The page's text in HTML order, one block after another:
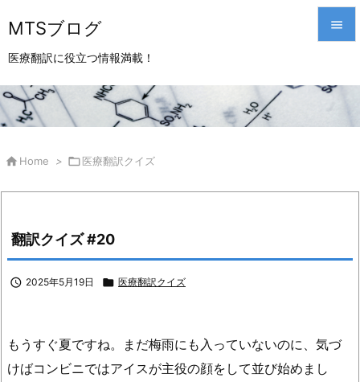
MTSブログ
医療翻訳に役立つ情報満載！


 Home > 医療翻訳クイズ
翻訳クイズ #20
 2025年5月19日  医療翻訳クイズ
もうすぐ夏ですね。まだ梅雨にも入っていないのに、気づ
けばコンビニではアイスが主役の顔をして並び始めまし